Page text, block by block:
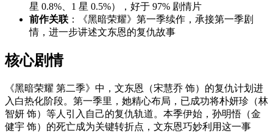
星 0.8%、1 星 0.5%），好于 97% 剧情片
前作关联 ：《黑暗荣耀》第一季续作，承接第一季剧
情，进一步讲述文东恩的复仇故事
核心剧情
《黑暗荣耀 第二季》中，文东恩（宋慧乔 饰）的复仇计划进
入白热化阶段。第一季里，她精心布局，已成功将朴妍珍（林
智妍 饰）等人引入自己的复仇轨道。本季伊始，孙明悟（金
健宇 饰）的死亡成为关键转折点，文东恩巧妙利用这一事